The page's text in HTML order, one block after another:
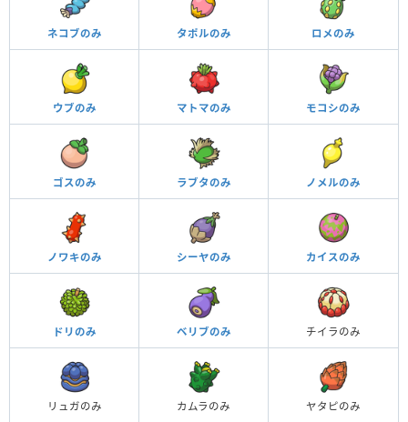
ネコブのみ タポルのみ ロメのみ
ウブのみ マトマのみ モコシのみ
ゴスのみ ラブタのみ ノメルのみ
ノワキのみ シーヤのみ カイスのみ
ドリのみ ベリブのみ チイラのみ
リュガのみ カムラのみ ヤタピのみ